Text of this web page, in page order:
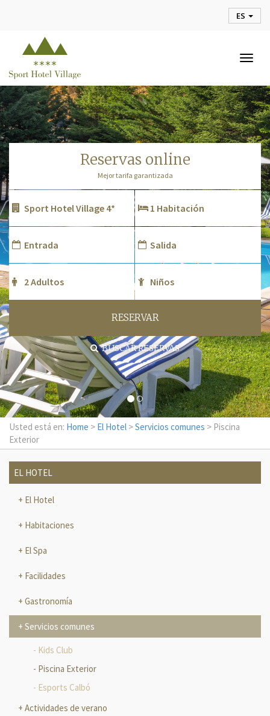
ES
reservas online
Mejor tarifa garantizada
RESERVAR
BUSCAR RESERVAS
Usted está en: Home > El Hotel >Servicios comunes > Piscina
Exterior
EL HOTEL
El Hotel
Habitaciones
El Spa
Facilidades
Gastronomía
Servicios comunes
Kids Club
Piscina Exterior
Esports Calbó
Actividades de verano